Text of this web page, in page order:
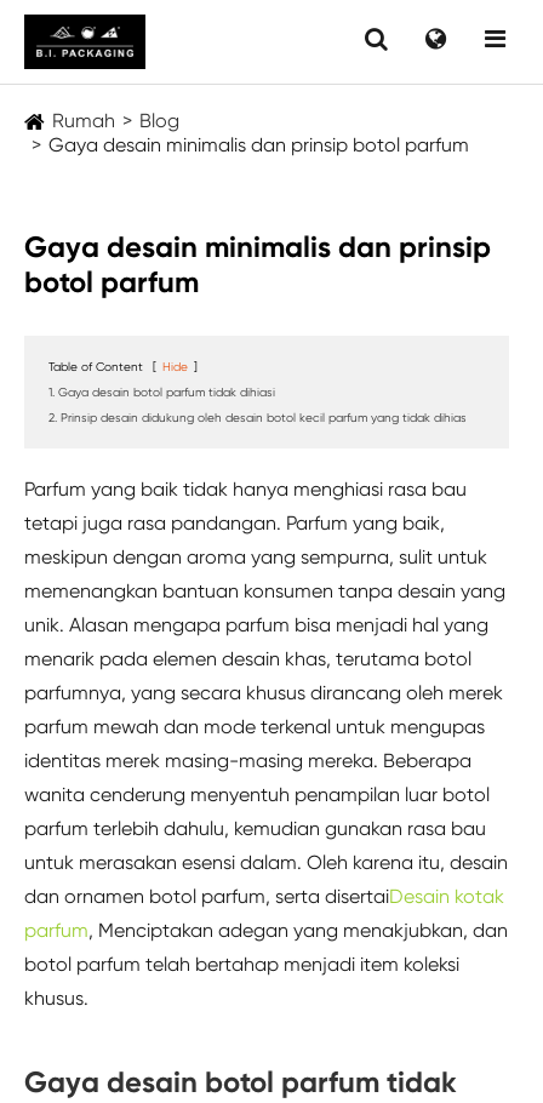
Rumah
Blog
Gaya desain minimalis dan prinsip botol parfum
Gaya desain minimalis dan prinsip
botol parfum
Table of Content [ Hide ]
1. Gaya desain botol parfum tidak dihiasi
2. Prinsip desain didukung oleh desain botol kecil parfum yang tidak dihias
Parfum yang baik tidak hanya menghiasi rasa bau
tetapi juga rasa pandangan. Parfum yang baik,
meskipun dengan aroma yang sempurna, sulit untuk
memenangkan bantuan konsumen tanpa desain yang
unik. Alasan mengapa parfum bisa menjadi hal yang
menarik pada elemen desain khas, terutama botol
parfumnya, yang secara khusus dirancang oleh merek
parfum mewah dan mode terkenal untuk mengupas
identitas merek masing-masing mereka. Beberapa
wanita cenderung menyentuh penampilan luar botol
parfum terlebih dahulu, kemudian gunakan rasa bau
untuk merasakan esensi dalam. Oleh karena itu, desain
dan ornamen botol parfum, serta disertaiDesain kotak
parfum, Menciptakan adegan yang menakjubkan, dan
botol parfum telah bertahap menjadi item koleksi
khusus.
Gaya desain botol parfum tidak